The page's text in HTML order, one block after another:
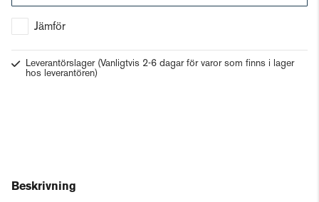
Jämför
Leverantörslager (Vanligtvis 2-6 dagar för varor som finns i lager
hos leverantören)
Beskrivning